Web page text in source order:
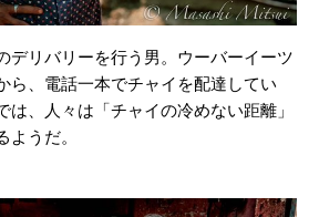
デリバリーを行う男。ウーバーイーツ
ら、電話一本でチャイを配達してい
は、人々は「チャイの冷めない距離」
うだ。